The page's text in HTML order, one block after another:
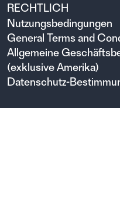
RECHTLICH
Nutzungsbedingungen
General Terms and
Allgemeine
(exklusive Amerika)
Datenschutz-